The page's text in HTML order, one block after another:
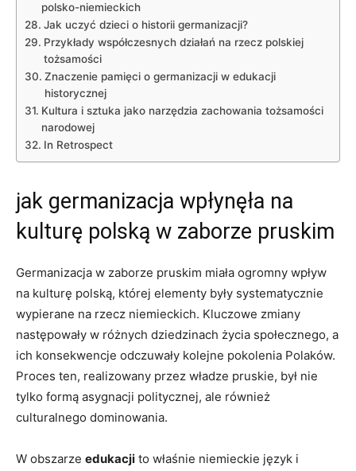
polsko-niemieckich
Jak uczyć dzieci o historii germanizacji?
Przykłady współczesnych działań na rzecz polskiej
tożsamości
Znaczenie‌ pamięci o germanizacji w edukacji
historycznej
Kultura‍ i sztuka jako narzędzia zachowania tożsamości
narodowej
In Retrospect
jak germanizacja ⁣wpłynęła na
kulturę polską w zaborze⁢ pruskim
Germanizacja w zaborze pruskim miała ogromny wpływ
na⁤ kulturę polską, której‍ elementy były systematycznie
wypierane na rzecz niemieckich. Kluczowe zmiany
następowały w różnych dziedzinach życia społecznego, a
ich konsekwencje odczuwały kolejne pokolenia Polaków.
Proces ten, realizowany przez władze pruskie, był nie
tylko formą asygnacji politycznej, ale⁢ również
culturalnego dominowania.
W obszarze edukacji to właśnie niemieckie język i